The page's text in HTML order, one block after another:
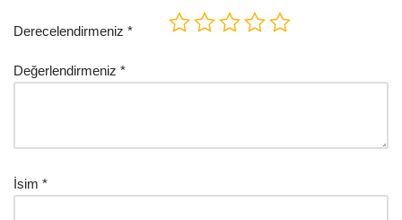
Derecelendirmeniz *
Değerlendirmeniz *
İsim *